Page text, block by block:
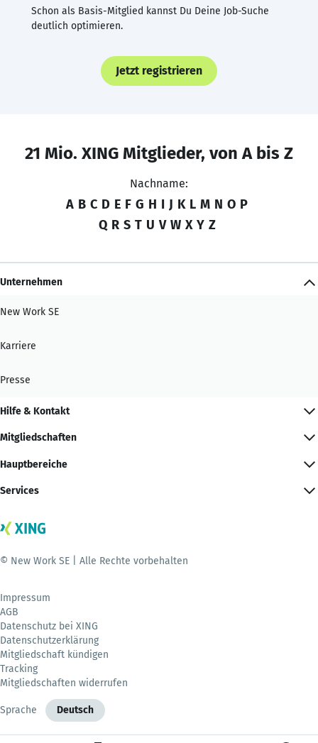
Schon als Basis-Mitglied kannst Du Deine Job-Suche
deutlich optimieren.
Jetzt registrieren
21 Mio. XING Mitglieder, von A bis Z
Nachname:
A B C D E F G H I J K L M N O P
Q R S T U V W X Y Z
Unternehmen
New Work SE
Karriere
Presse
Hilfe & Kontakt
Mitgliedschaften
Hauptbereiche
Services
© New Work SE | Alle Rechte vorbehalten
Impressum
AGB
Datenschutz bei XING
Datenschutzerklärung
Mitgliedschaft kündigen
Tracking
Mitgliedschaften widerrufen
Sprache Deutsch